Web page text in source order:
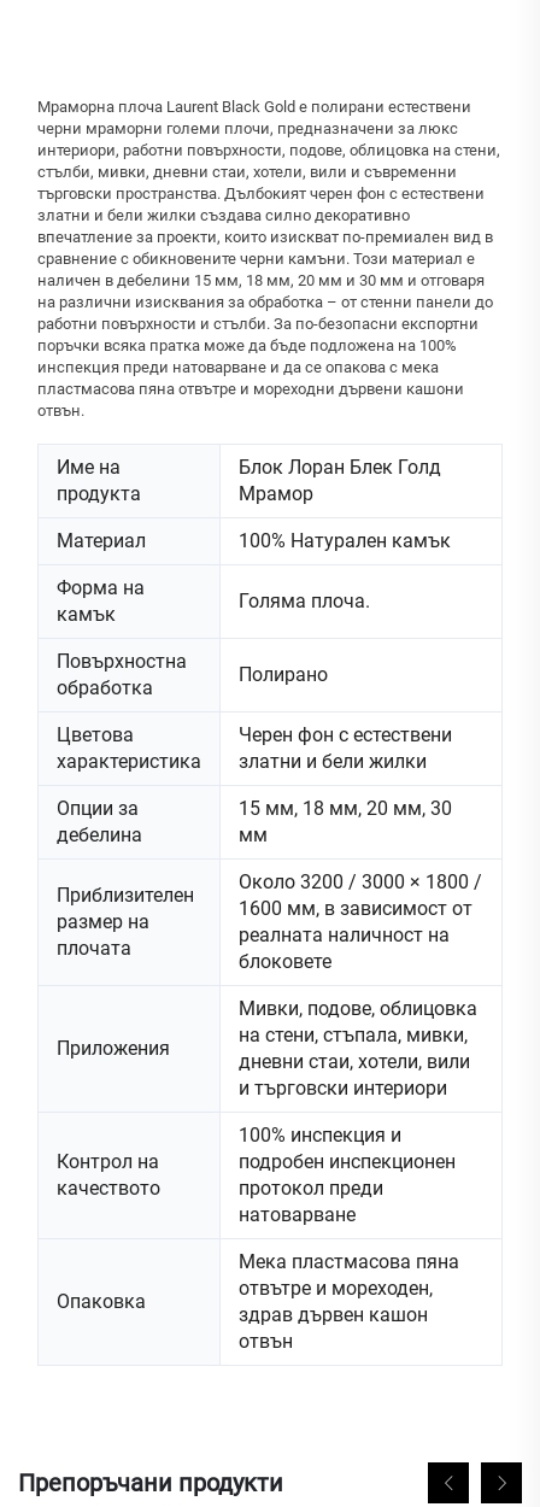
Мраморна плоча Laurent Black Gold е полирани естествени
черни мраморни големи плочи, предназначени за люкс
интериори, работни повърхности, подове, облицовка на стени,
стълби, мивки, дневни стаи, хотели, вили и съвременни
търговски пространства. Дълбокият черен фон с естествени
златни и бели жилки създава силно декоративно
впечатление за проекти, които изискват по-премиален вид в
сравнение с обикновените черни камъни. Този материал е
наличен в дебелини 15 мм, 18 мм, 20 мм и 30 мм и отговаря
на различни изисквания за обработка – от стенни панели до
работни повърхности и стълби. За по-безопасни експортни
поръчки всяка пратка може да бъде подложена на 100%
инспекция преди натоварване и да се опакова с мека
пластмасова пяна отвътре и мореходни дървени кашони
отвън.
Име на
продукта
Блок Лоран Блек Голд
Мрамор
Материал 100% Натурален камък
Форма на
камък
Голяма плоча.
Повърхностна
обработка
Полирано
Цветова
характеристика
Черен фон с естествени
златни и бели жилки
Опции за
дебелина
15 мм, 18 мм, 20 мм, 30
мм
Приблизителен
размер на
плочата
Около 3200 / 3000 × 1800 /
1600 мм, в зависимост от
реалната наличност на
блоковете
Приложения
Мивки, подове, облицовка
на стени, стъпала, мивки,
дневни стаи, хотели, вили
и търговски интериори
Контрол на
качеството
100% инспекция и
подробен инспекционен
протокол преди
натоварване
Опаковка
Мека пластмасова пяна
отвътре и мореходен,
здрав дървен кашон
отвън
Препоръчани продукти